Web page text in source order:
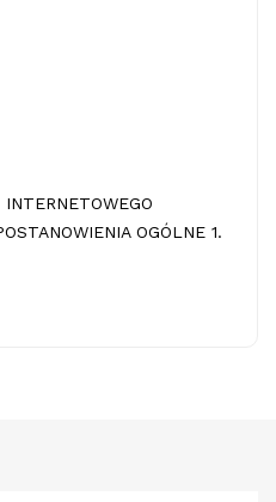
OGÓLNE 1.